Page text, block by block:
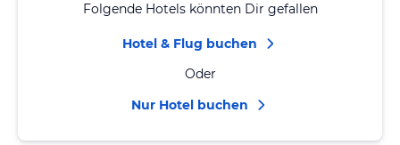
Folgende Hotels könnten Dir gefallen
Hotel & Flug buchen
Oder
Nur Hotel buchen